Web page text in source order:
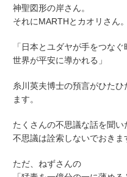
神聖図形の岸さん。
それにMARTHとカオリさん。
「日本とユダヤが手をつなぐ
世界が平安に導かれる」
糸川英夫博士の預言がひた
ます。
たくさんの不思議な話を聞い
不思議は詮索しないでおきま
ただ、ねずさんの